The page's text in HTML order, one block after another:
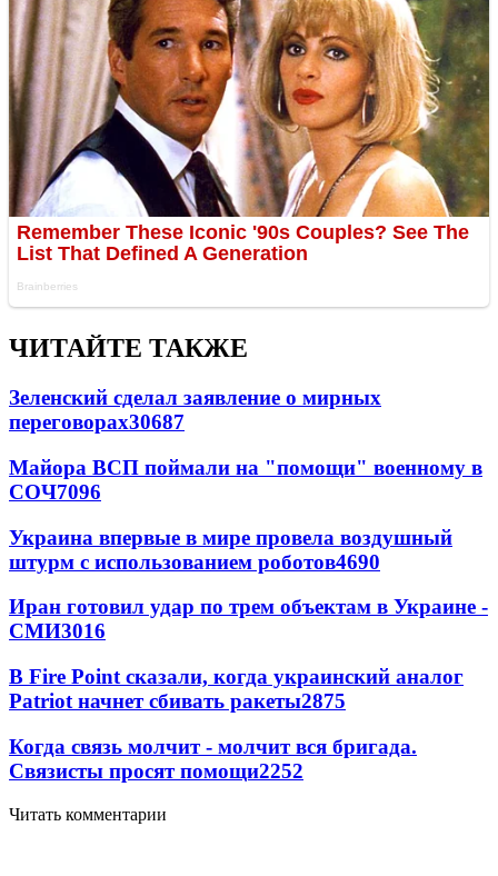
ЧИТАЙТЕ ТАКЖЕ
Зеленский сделал заявление о мирных
переговорах30687
Майора ВСП поймали на "помощи" военному в
СОЧ7096
Украина впервые в мире провела воздушный
штурм с использованием роботов4690
Иран готовил удар по трем объектам в Украине -
СМИ3016
В Fire Point сказали, когда украинский аналог
Patriot начнет сбивать ракеты2875
Когда связь молчит - молчит вся бригада.
Связисты просят помощи2252
Читать комментарии